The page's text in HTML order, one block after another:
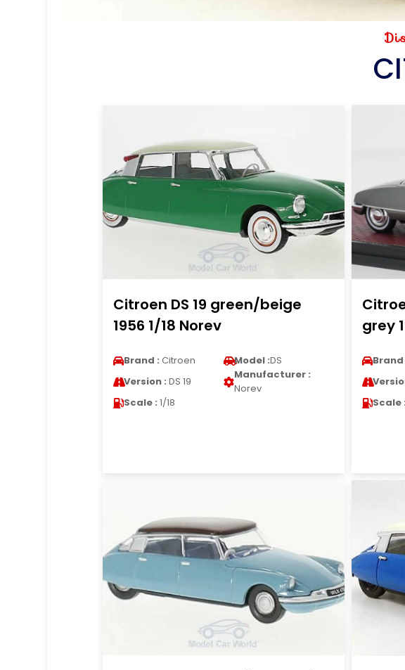
Citroen DS 19 green/beige
1956 1/18 Norev
Brand : Citroen Model :DS
Version : DS 19
Manufacturer :
Norev
Scale : 1/18
grey
Brand
Scale :